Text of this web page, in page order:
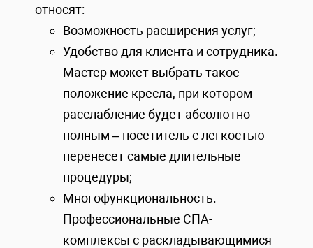
относят:
Возможность расширения услуг;
Удобство для клиента и сотрудника.
Мастер может выбрать такое
положение кресла, при котором
расслабление будет абсолютно
полным – посетитель с легкостью
перенесет самые длительные
процедуры;
Многофункциональность.
Профессиональные СПА-
комплексы с раскладывающимися